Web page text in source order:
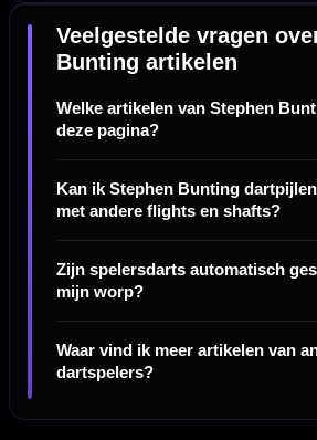
Veelgestelde vragen
Bunting artikelen
Welke artikelen van Stephen
deze pagina?
Kan ik Stephen Bunting
met andere flights en shafts?
Zijn spelersdarts automatisch
mijn worp?
Waar vind ik meer artikelen van
dartspelers?